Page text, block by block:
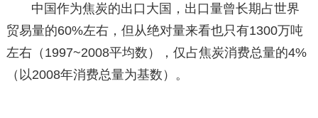
中国作为焦炭的出口大国，出口量曾长期占世界
贸易量的60%左右，但从绝对量来看也只有1300万吨
左右（1997~2008平均数），仅占焦炭消费总量的4%
（以2008年消费总量为基数）。